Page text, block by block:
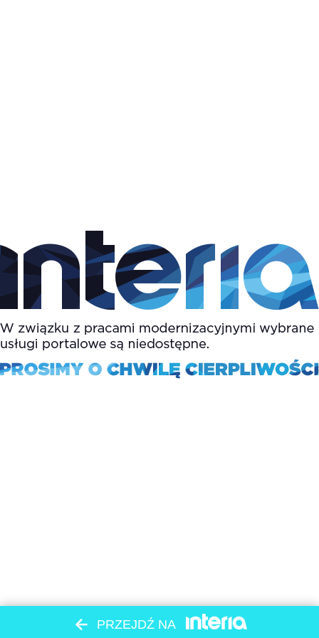
PRZEJDŹ NA